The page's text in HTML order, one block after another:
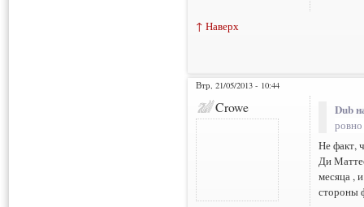
↑ Наверх
Втр, 21/05/2013 - 10:44
Crowe Dub
Не факт,
Ди
месяца ,
стороны